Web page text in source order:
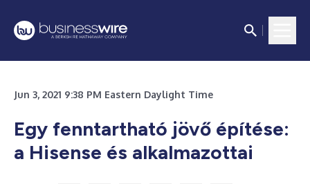
Jun 3, 2021 9:38 PM Eastern Daylight Time
Egy fenntartható jövő építése:
a Hisense és alkalmazottai